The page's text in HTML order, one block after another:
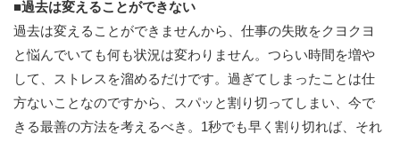
■過去は変えることができない
過去は変えることができませんから、仕事の失敗をクヨクヨ
と悩んでいても何も状況は変わりません。つらい時間を増や
して、ストレスを溜めるだけです。過ぎてしまったことは仕
方ないことなのですから、スパッと割り切ってしまい、今で
きる最善の方法を考えるべき。1秒でも早く割り切れば、それ